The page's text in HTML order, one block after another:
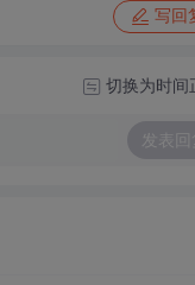
写回
切换为时间
发表回